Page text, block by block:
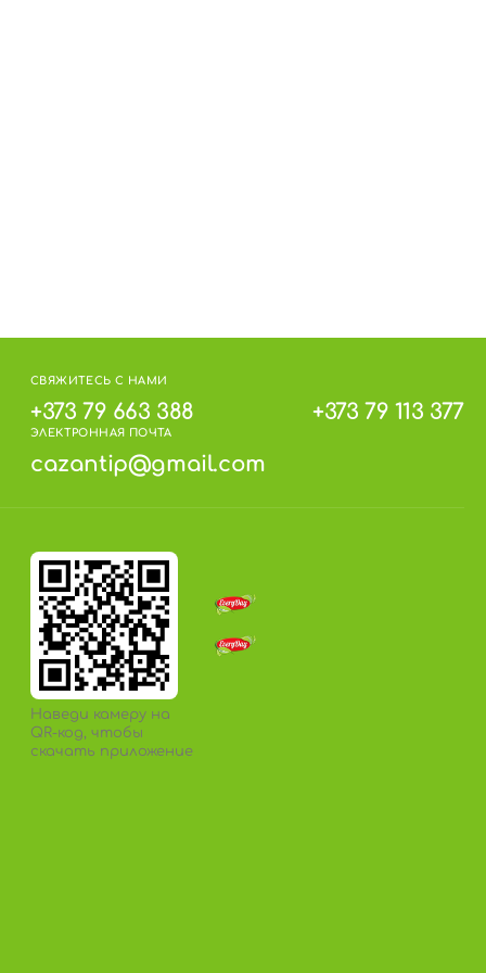
СВЯЖИТЕСЬ С НАМИ
+373 79 663 388 +373 79 113 377
ЭЛЕКТРОННАЯ ПОЧТА
cazantip@gmail.com
Наведи камеру на
QR-код, чтобы
скачать приложение